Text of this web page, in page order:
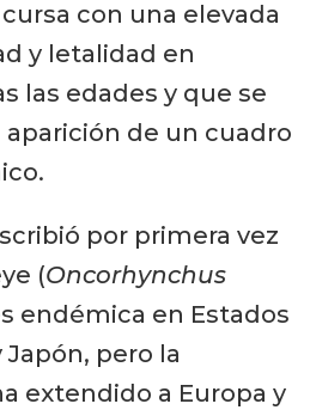
con una elevada
y letalidad en
las edades y que se
aparición de un cuadro
por primera vez
(Oncorhynchus
endémica en Estados
Japón, pero la
extendido a Europa y